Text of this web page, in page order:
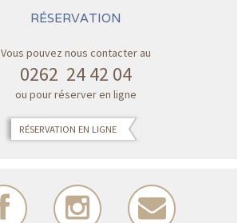
RÉSERVATION
Vous pouvez nous contacter au
0262 24 42 04
ou pour réserver en ligne
RÉSERVATION EN LIGNE